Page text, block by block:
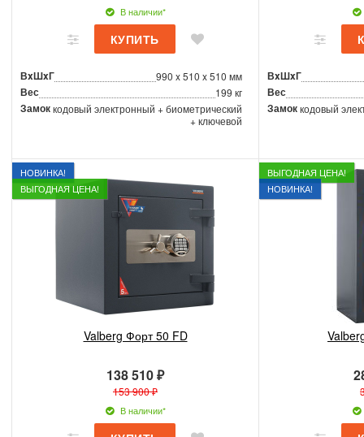
В наличии*
ВxШxГ 990 x 510 x 510 мм
Вес 199 кг
Замоккодовый электронный + биометрический
+ ключевой
ВxШxГ
Вес
Замоккодовый
НОВИНКА!
ВЫГОДНАЯ ЦЕНА!
Valberg Форт 50 FD
138 510 ₽
153 900 ₽
В наличии*
ВЫГОДНАЯ ЦЕНА!
НОВИНКА!